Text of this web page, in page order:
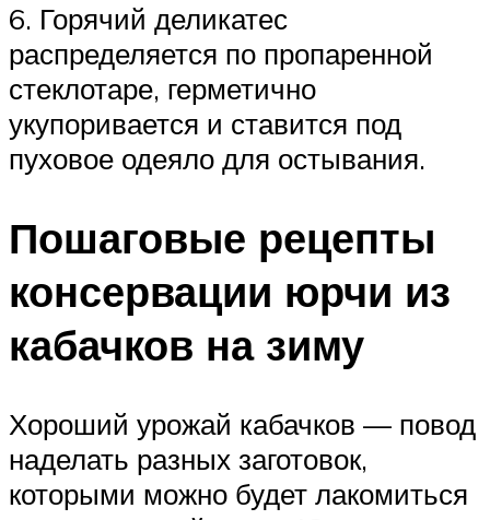
6. Горячий деликатес
распределяется по пропаренной
стеклотаре, герметично
укупоривается и ставится под
пуховое одеяло для остывания.
Пошаговые рецепты
консервации юрчи из
кабачков на зиму
Хороший урожай кабачков — повод
наделать разных заготовок,
которыми можно будет лакомиться